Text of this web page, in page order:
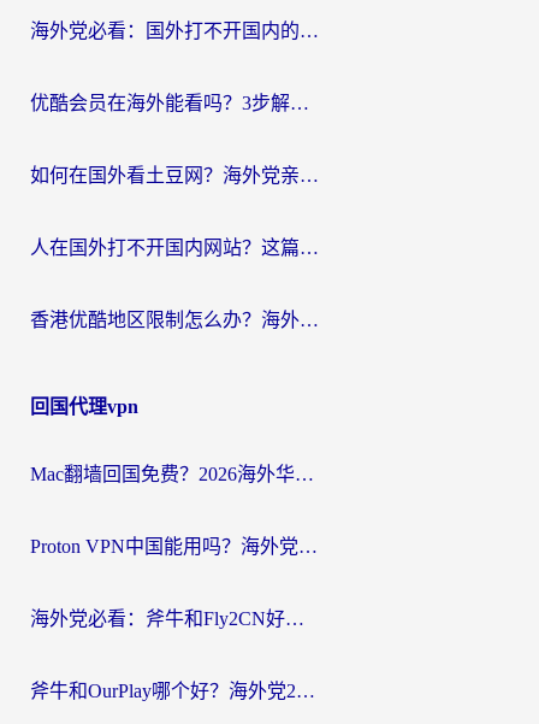
海外党必看：国外打不开国内的app怎么办？3步解决你的乡愁
优酷会员在海外能看吗？3步解决海外追剧难题，附实测好用加速器推荐
如何在国外看土豆网？海外党亲测有效的追剧加速器选择指南
人在国外打不开国内网站？这篇攻略帮你无缝解锁国内资源（附交管12123使用技巧）
香港优酷地区限制怎么办？海外党亲测有效的追剧解决方案
回国代理vpn
Mac翻墙回国免费？2026海外华人亲测：从CCTV5直播到国内APP，这样选加速器才靠谱
Proton VPN中国能用吗？海外党选回国加速器的避坑指南（附番茄加速器实测）
海外党必看：斧牛和Fly2CN好用吗？3招教你选对回国加速器（附免费试用攻略）
斧牛和OurPlay哪个好？海外党2026亲测：选对加速器，国内资源秒加载